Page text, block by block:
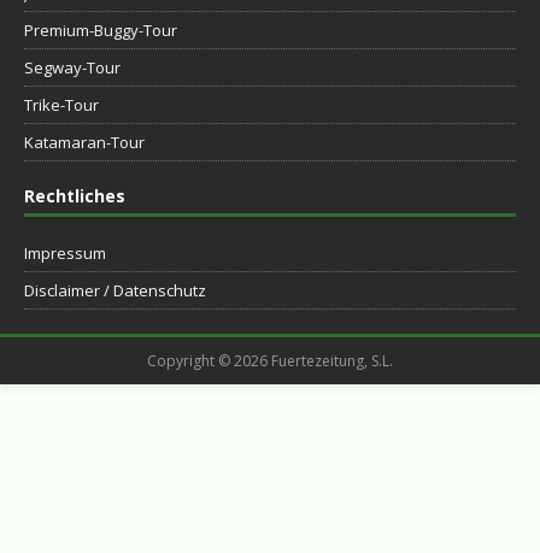
Premium-Buggy-Tour
Segway-Tour
Trike-Tour
Katamaran-Tour
Rechtliches
Impressum
Disclaimer / Datenschutz
Copyright © 2026 Fuertezeitung, S.L.